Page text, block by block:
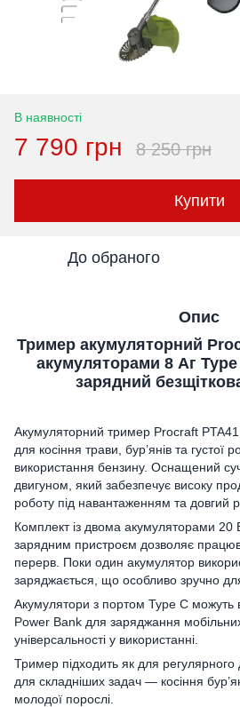
В наявності
7 790 грн 8 250 грн
Купити
До обраного
Опис
Тример акумуляторний
акумуляторами 8 Аг
зарядний
Акумуляторний тример Procraft
для косіння трави, бур’янів та густої
використання бензину. Оснащений
двигуном, який забезпечує високу
роботу під навантаженням та довгий
Комплект із двома акумуляторами 20
зарядним пристроєм дозволяє
перерв. Поки один акумулятор
заряджається, що особливо зручно
Акумулятори з портом Type C можуть
Power Bank для заряджання
універсальності у використанні.
Тример підходить як для регулярного
для складніших задач — косіння
молодої порослі.